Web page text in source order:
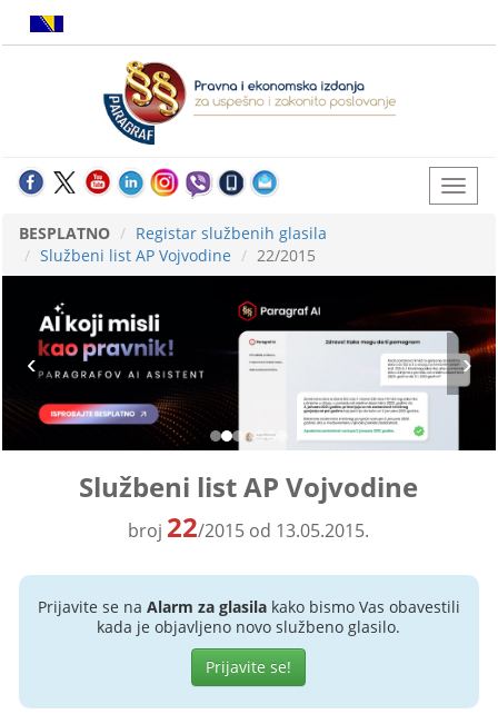
BESPLATNO
Registar službenih glasila
Službeni list AP Vojvodine
22/2015
Službeni list AP Vojvodine
broj 22/2015 od 13.05.2015.
Prijavite se na Alarm za glasilakako bismo Vas obavestili
kada je objavljeno novo službeno glasilo.
Prijavite se!